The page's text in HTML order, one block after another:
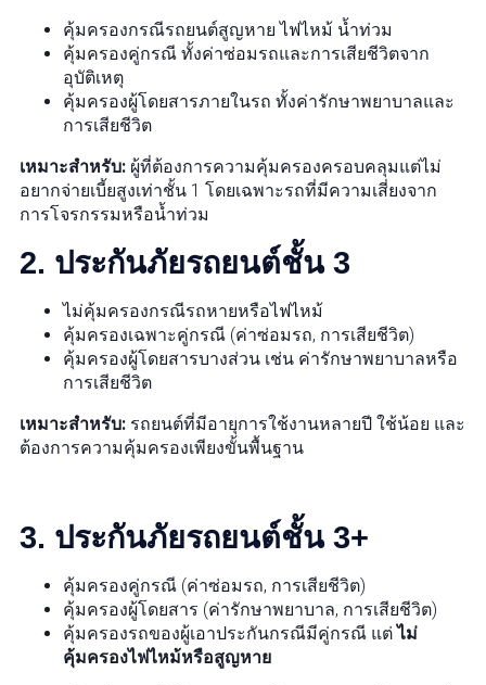
คุ้มครองกรณีรถยนต์สูญหาย ไฟไหม้ น้ำท่วม
คุ้มครองคู่กรณี ทั้งค่าซ่อมรถและการเสียชีวิตจาก
อุบัติเหตุ
คุ้มครองผู้โดยสารภายในรถ ทั้งค่ารักษาพยาบาลและ
การเสียชีวิต
เหมาะสำหรับ: ผู้ที่ต้องการความคุ้มครองครอบคลุมแต่ไม่
อยากจ่ายเบี้ยสูงเท่าชั้น 1 โดยเฉพาะรถที่มีความเสี่ยงจาก
การโจรกรรมหรือน้ำท่วม
2. ประกันภัยรถยนต์ชั้น 3
ไม่คุ้มครองกรณีรถหายหรือไฟไหม้
คุ้มครองเฉพาะคู่กรณี (ค่าซ่อมรถ, การเสียชีวิต)
คุ้มครองผู้โดยสารบางส่วน เช่น ค่ารักษาพยาบาลหรือ
การเสียชีวิต
เหมาะสำหรับ: รถยนต์ที่มีอายุการใช้งานหลายปี ใช้น้อย และ
ต้องการความคุ้มครองเพียงขั้นพื้นฐาน
3. ประกันภัยรถยนต์ชั้น 3+
คุ้มครองคู่กรณี (ค่าซ่อมรถ, การเสียชีวิต)
คุ้มครองผู้โดยสาร (ค่ารักษาพยาบาล, การเสียชีวิต)
คุ้มครองรถของผู้เอาประกันกรณีมีคู่กรณี แต่ไม่
คุ้มครองไฟไหม้หรือสูญหาย